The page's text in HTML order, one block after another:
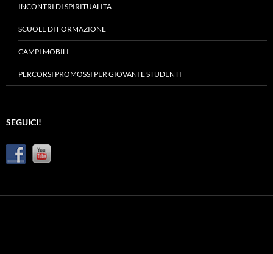
INCONTRI DI SPIRITUALITA’
SCUOLE DI FORMAZIONE
CAMPI MOBILI
PERCORSI PROMOSSI PER GIOVANI E STUDENTI
SEGUICI!